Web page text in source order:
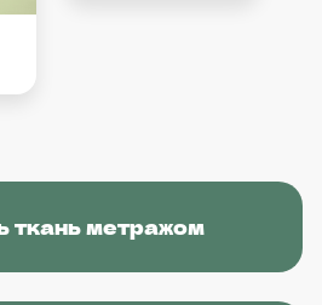
ткань метражом